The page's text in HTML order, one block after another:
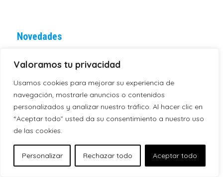
Valoramos tu privacidad
Usamos cookies para mejorar su experiencia de
navegación, mostrarle anuncios o contenidos
personalizados y analizar nuestro tráfico. Al hacer clic en
“Aceptar todo” usted da su consentimiento a nuestro uso
de las cookies.
Personalizar Rechazar todo Aceptar todo
Novedades
Convocatoria de la Asamblea General Ordinaria de
Socios y Socias de Urola K.E. 2026
30 de junio de 2026
El 30 de mayo, inauguración del campo Mitxel
Badiola y homenaje a los socios fundadores
Campus de Verano: el plazo para inscribirse finaliza